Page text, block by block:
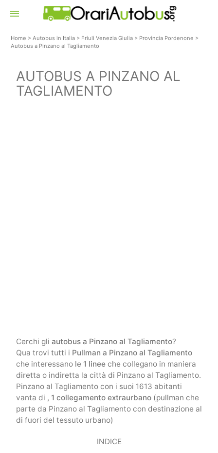
menu
Home >Autobus in Italia > Friuli Venezia Giulia > Provincia Pordenone >
Autobus a Pinzano al Tagliamento
AUTOBUS A PINZANO AL
TAGLIAMENTO
Cerchi gli autobus a Pinzano al Tagliamento?
Qua trovi tutti i Pullman a Pinzano al Tagliamento
che interessano le 1 lineeche collegano in maniera
diretta o indiretta la città di Pinzano al Tagliamento.
Pinzano al Tagliamento con i suoi 1613 abitanti
vanta di , 1 collegamento extraurbano(pullman che
parte da Pinzano al Tagliamento con destinazione al
di fuori del tessuto urbano)
INDICE